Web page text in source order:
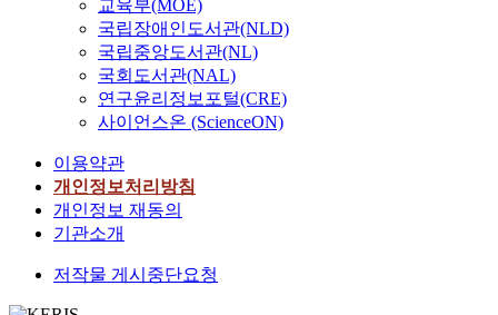
교육부(MOE)
국립장애인도서관(NLD)
국립중앙도서관(NL)
국회도서관(NAL)
연구윤리정보포털(CRE)
사이언스온 (ScienceON)
이용약관
개인정보처리방침
개인정보 재동의
기관소개
저작물 게시중단요청